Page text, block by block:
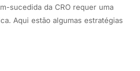
sucedida da CRO requer uma
Aqui estão algumas estratégias